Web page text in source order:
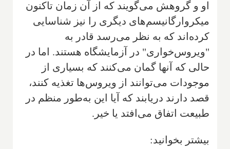
او و گروهش می‌گویند که از آن زمان تاکنون
میکروارگانیسم‌های دیگری را نیز شناسایی
کرده‌اند که به نظر می‌رسد قادر به
"ویروس‌خواری" در آزمایشگاه هستند. اما در
حالی که آنها گمان می‌کنند که بسیاری از
موجودات می‌توانند از ویروس‌ها تغذیه کنند،
قصد دارند دریابند که آیا این به‌طور منظم در
طبیعت اتفاق می‌افتد یا خیر.
بیشتر بخوانید: